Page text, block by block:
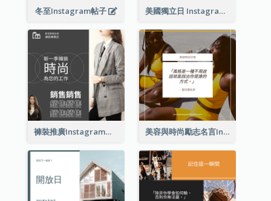
冬至Instagram帖子 美國獨立日 Instagram 帖子
褲裝推廣Instagram帖子 美容與時尚勵志名言Instagram帖子